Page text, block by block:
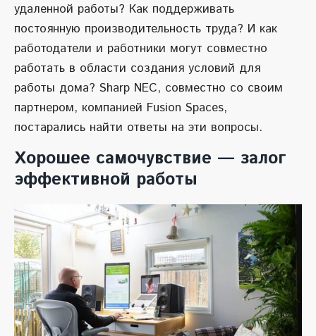
удаленной работы? Как поддерживать
постоянную производительность труда? И как
работодатели и работники могут совместно
работать в области создания условий для
работы дома? Sharp NEC, совместно со своим
партнером, компанией Fusion Spaces,
постарались найти ответы на эти вопросы.
Хорошее самочувствие — залог
эффективной работы